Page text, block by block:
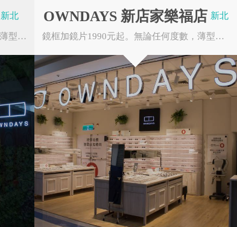
OWNDAYS 板橋愛買店
新北市板橋區貴興路101號1F
OWNDAYS MITSUI OUTLET
新北市林口區文化三路一段356號
OWNDAYS 南紡購物中心店
台南市東區中華東路一段366號 2F
OWNDAYS 新莊宏匯店
新北市新莊區新北大道4段3號2F
OWNDAYS 漢神巨蛋店
高雄市左營區博愛2路777號 4F
OWNDAYS 竹北享平方店
新竹縣竹北市自強南路36號2F
OWNDAYS Mitsui Shopping Park
LaLaport 台中店
台中市東區進德路600號
OWNDAYS 三峽店
新北市三峽區民生街106之3號1F
新北
鏡框加鏡片1990元起。無論任何度數，薄型非球面鏡片無需任何追加費用。OWNDAYS的眼鏡皆由本...
OWNDAYS 新店家樂福店 新北
鏡框加鏡片1990元起。無論任何度數，薄型非球面鏡片無需任何追加費用。OWNDAYS的眼鏡皆由本公...